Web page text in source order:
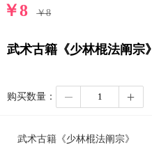
￥8 ￥8
武术古籍《少林棍法阐宗》
购买数量：
武术古籍《少林棍法阐宗》